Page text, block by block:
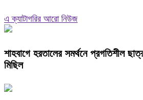
এ ক্যাটাগরির আরো নিউজ
শাহবাগে হরতালের সমর্থনে প্রগতিশীল
মিছিল